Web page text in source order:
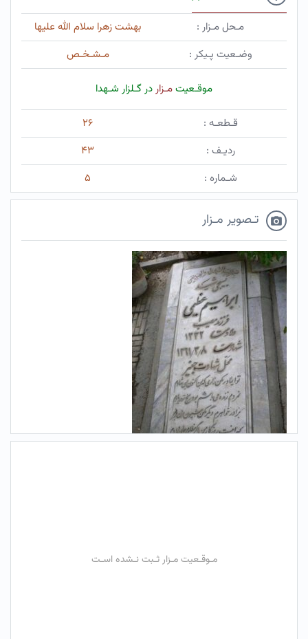
مـحل مـزار :
بهشت زهرا سلام الله علیها
وضـعیت پـیکر :
مـشـخـص
موقـعیتمـزاردر گـلزار شـهدا
قـطعـه :
۲۶
ردیـف :
۴۳
شـماره :
۵
تـصویر مـزار
مـوقـعیت مـزار ثـبت نـشده اسـت